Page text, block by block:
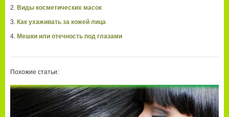
Виды косметических масок
Как ухаживать за кожей лица
Мешки или отечность под глазами
Похожие статьи: